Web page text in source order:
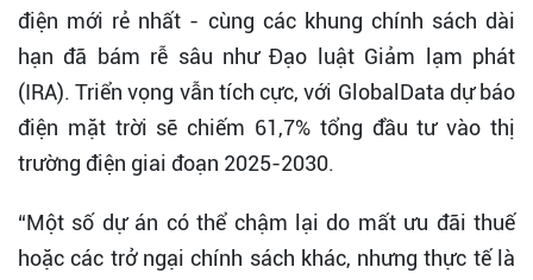
điện mới rẻ nhất - cùng các khung chính sách dài
hạn đã bám rễ sâu như Đạo luật Giảm lạm phát
(IRA). Triển vọng vẫn tích cực, với GlobalData dự báo
điện mặt trời sẽ chiếm 61,7% tổng đầu tư vào thị
trường điện giai đoạn 2025-2030.
“Một số dự án có thể chậm lại do mất ưu đãi thuế
hoặc các trở ngại chính sách khác, nhưng thực tế là